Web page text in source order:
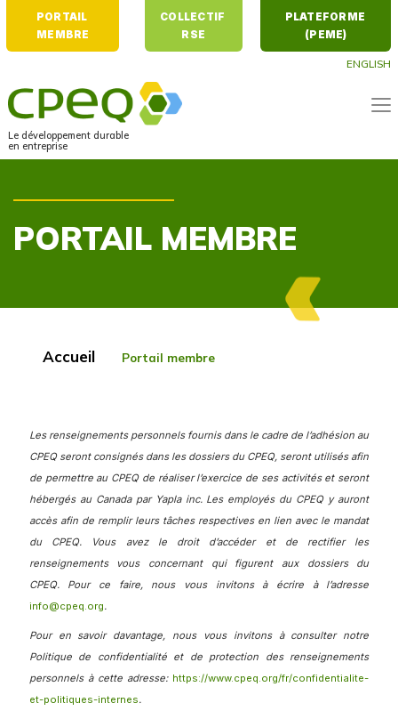
ENGLISH
PORTAIL
MEMBRE
COLLECTIF
RSE
PLATEFORME
(PEME)
Le développement durable
en entreprise
PORTAIL MEMBRE
Accueil Portail membre
Les renseignements personnels fournis dans le cadre de l’adhésion au
CPEQ seront consignés dans les dossiers du CPEQ, seront utilisés afin
de permettre au CPEQ de réaliser l’exercice de ses activités et seront
hébergés au Canada par Yapla inc. Les employés du CPEQ y auront
accès afin de remplir leurs tâches respectives en lien avec le mandat
du CPEQ. Vous avez le droit d’accéder et de rectifier les
renseignements vous concernant qui figurent aux dossiers du
CPEQ. Pour ce faire, nous vous invitons à écrire à l’adresse
info@cpeq.org.
Pour en savoir davantage, nous vous invitons à consulter notre
Politique de confidentialité et de protection des renseignements
personnels à cette adresse: https://www.cpeq.org/fr/confidentialite-
et-politiques-internes.